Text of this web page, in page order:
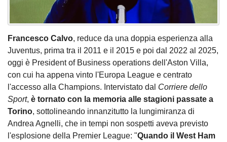
Francesco Calvo, reduce da una doppia esperienza alla
Juventus, prima tra il 2011 e il 2015 e poi dal 2022 al 2025,
oggi è President of Business operations dell'Aston Villa,
con cui ha appena vinto l'Europa League e centrato
l'accesso alla Champions. Intervistato dal Corriere dello
Sport, è tornato con la memoria alle stagioni passate a
Torino, sottolineando innanzitutto la lungimiranza di
Andrea Agnelli, che in tempi non sospetti aveva previsto
l'esplosione della Premier League: "Quando il West Ham